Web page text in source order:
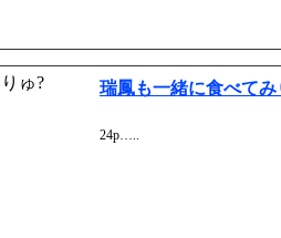
瑞鳳も一緒に食べてみ
24p…..